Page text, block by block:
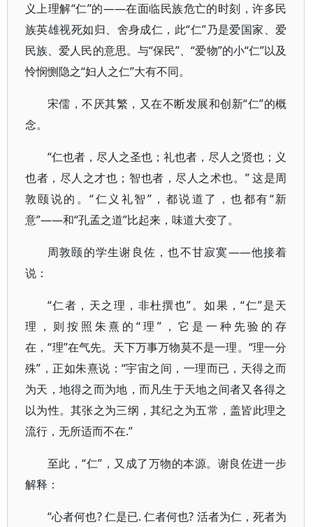
义上理解“仁”的——在面临民族危亡的时刻，许多民
族英雄视死如归、舍身成仁，此“仁”乃是爱国家、爱
民族、爱人民的意思。与“保民”、“爱物”的小“仁”以及
怜悯恻隐之“妇人之仁”大有不同。
宋儒，不厌其繁，又在不断发展和创新“仁”的概
念。
“仁也者，尽人之圣也；礼也者，尽人之贤也；义
也者，尽人之才也；智也者，尽人之术也。” 这是周
敦颐说的。“仁义礼智”，都说道了，也都有“新
意”——和“孔孟之道”比起来，味道大变了。
周敦颐的学生谢良佐，也不甘寂寞——他接着
说：
“仁者，天之理，非杜撰也”。如果，“仁”是天
理，则按照朱熹的“理”，它是一种先验的存
在，“理”在气先。天下万事万物莫不是一理。“理一分
殊”，正如朱熹说：“宇宙之间，一理而已，天得之而
为天，地得之而为地，而凡生于天地之间者又各得之
以为性。其张之为三纲，其纪之为五常，盖皆此理之
流行，无所适而不在.”
至此，“仁”，又成了万物的本源。谢良佐进一步
解释：
“心者何也? 仁是已. 仁者何也? 活者为仁，死者为